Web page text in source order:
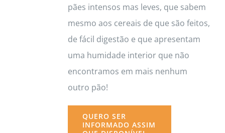
pães intensos mas leves, que sabem
mesmo aos cereais de que são feitos,
de fácil digestão e que apresentam
uma humidade interior que não
encontramos em mais nenhum
outro pão!
QUERO SER
INFORMADO ASSIM